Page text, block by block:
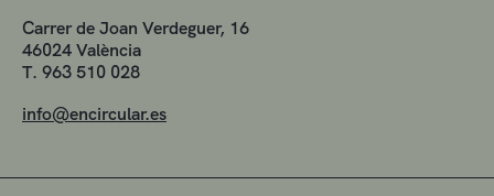
Carrer de Joan Verdeguer, 16
46024 València
T. 963 510 028
info@encircular.es